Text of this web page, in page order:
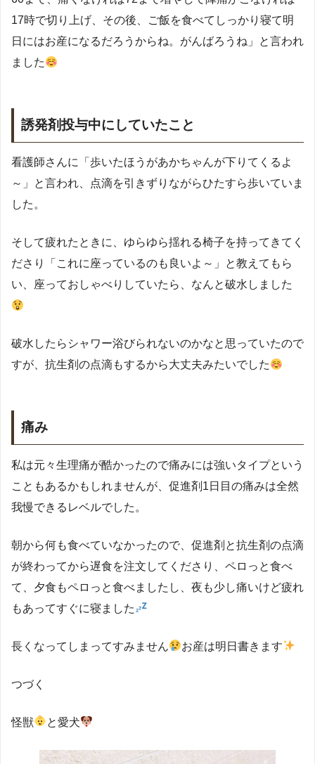
17時で切り上げ、その後、ご飯を食べてしっかり寝て明
日にはお産になるだろうからね。がんばろうね」と言われ
ました
誘発剤投与中にしていたこと
看護師さんに「歩いたほうがあかちゃんが下りてくるよ
～」と言われ、点滴を引きずりながらひたすら歩いていま
した。
そして疲れたときに、ゆらゆら揺れる椅子を持ってきてく
ださり「これに座っているのも良いよ～」と教えてもら
い、座っておしゃべりしていたら、なんと破水しました
破水したらシャワー浴びられないのかなと思っていたので
すが、抗生剤の点滴もするから大丈夫みたいでした
痛み
私は元々生理痛が酷かったので痛みには強いタイプという
こともあるかもしれませんが、促進剤1日目の痛みは全然
我慢できるレベルでした。
朝から何も食べていなかったので、促進剤と抗生剤の点滴
が終わってから遅食を注文してくださり、ペロっと食べ
て、夕食もペロっと食べましたし、夜も少し痛いけど疲れ
もあってすぐに寝ました
長くなってしまってすみません お産は明日書きます
つづく
怪獣 と愛犬